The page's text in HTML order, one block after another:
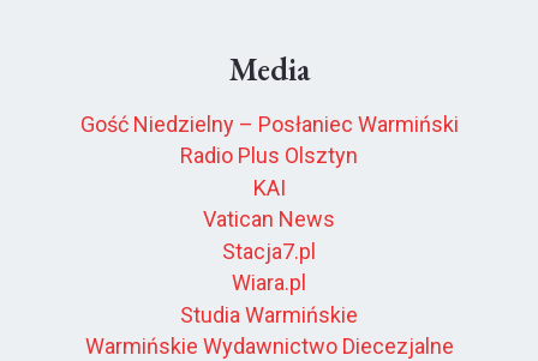
Media
Gość Niedzielny – Posłaniec Warmiński
Radio Plus Olsztyn
KAI
Vatican News
Stacja7.pl
Wiara.pl
Studia Warmińskie
Warmińskie Wydawnictwo Diecezjalne